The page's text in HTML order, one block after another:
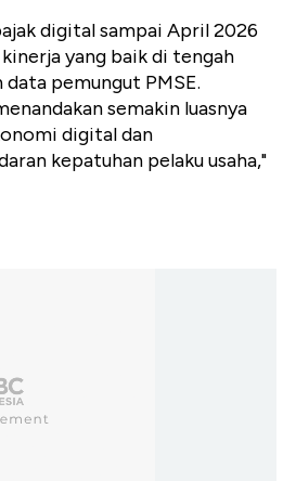
digital sampai April 2026
yang baik di tengah
data pemungut PMSE.
semakin luasnya
digital dan
kepatuhan pelaku usaha,"